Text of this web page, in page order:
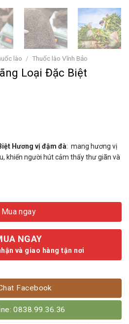
lào / Thuốc lào Vĩnh Bảo
Loại Đặc Biệt
Hương vị đậm đà: mang hương vị
khiến người hút cảm thấy thư giãn và
Đặc Biệt số lượng
Mua ngay
NGAY
và giao hàng tận nơi
Facebook
0838.99.36.36